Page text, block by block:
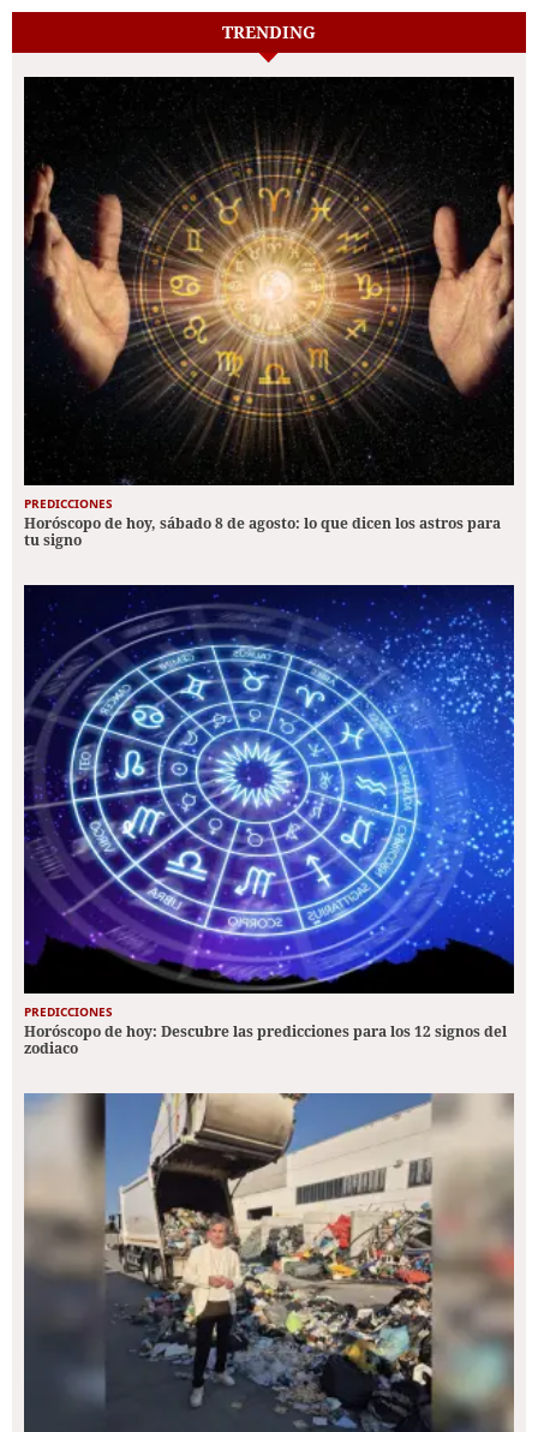
TRENDING
PREDICCIONES
Horóscopo de hoy, sábado 8 de agosto: lo que dicen los astros para
tu signo
PREDICCIONES
Horóscopo de hoy: Descubre las predicciones para los 12 signos del
zodiaco